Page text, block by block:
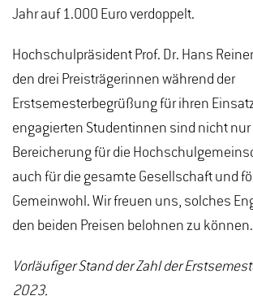
Jahr auf 1.000 Euro verdoppelt.
Hochschulpräsident Prof. Dr. Hans
den drei Preisträgerinnen während der
Erstsemesterbegrüßung für ihren
engagierten Studentinnen sind nicht nur
Bereicherung für die
auch für die gesamte Gesellschaft und
Gemeinwohl. Wir freuen uns, solches
den beiden Preisen belohnen zu
Vorläufiger Stand der Zahl der
2023.